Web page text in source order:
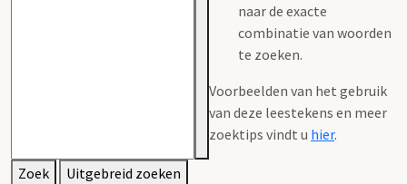
naar de exacte
combinatie van woorden
te zoeken.
Voorbeelden van het gebruik
van deze leestekens en meer
zoektips vindt u hier.
Zoek Uitgebreid zoeken